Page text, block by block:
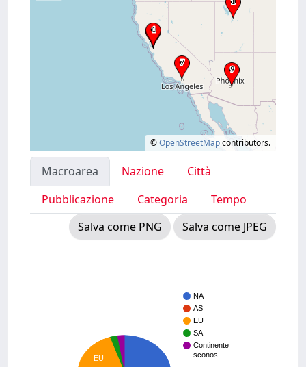
©OpenStreetMapcontributors.
Macroarea Nazione
Città
Pubblicazione
Categoria
Tempo
Salva come PNG
Salva come JPEG
NA
AS
EU
SA
Continente
sconos…
EU